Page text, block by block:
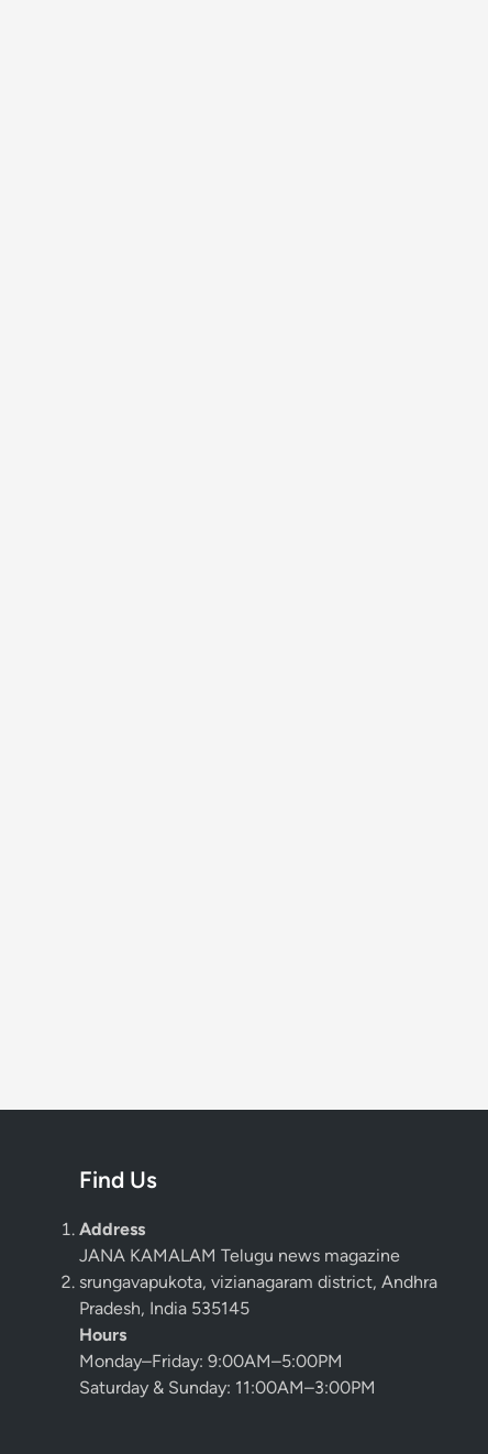
Find Us
Address
JANA KAMALAM Telugu news magazine
srungavapukota, vizianagaram district, Andhra
Pradesh, India 535145
Hours
Monday–Friday: 9:00AM–5:00PM
Saturday & Sunday: 11:00AM–3:00PM